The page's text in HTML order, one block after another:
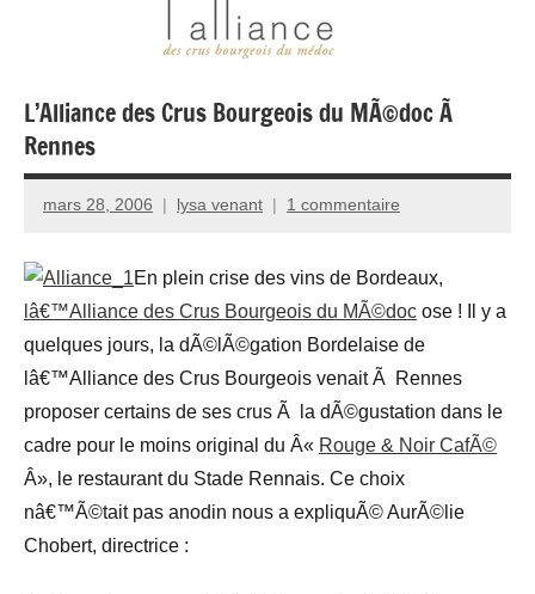
L’Alliance des Crus Bourgeois du MÃ©doc Ã
Rennes
mars 28, 2006 lysa venant 1 commentaire
En plein crise des vins de Bordeaux,
lâ€™Alliance des Crus Bourgeois du MÃ©doc ose ! Il y a
quelques jours, la dÃ©lÃ©gation Bordelaise de
lâ€™Alliance des Crus Bourgeois venait Ã Rennes
proposer certains de ses crus Ã la dÃ©gustation dans le
cadre pour le moins original du Â« Rouge & Noir CafÃ©
Â», le restaurant du Stade Rennais. Ce choix
nâ€™Ã©tait pas anodin nous a expliquÃ© AurÃ©lie
Chobert, directrice :